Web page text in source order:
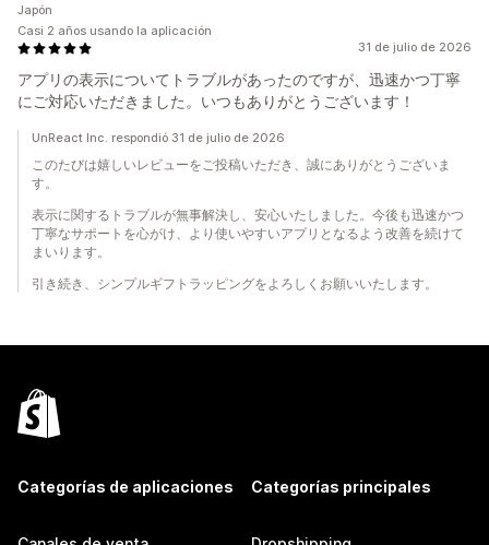
31 de julio de 2026
アプリの表示についてトラブルがあったのですが、迅速かつ丁寧
にご対応いただきました。いつもありがとうございます！
Japón
Casi 2 años usando la aplicación
UnReact Inc. respondió 31 de julio de 2026
このたびは嬉しいレビューをご投稿いただき、誠にありがとうございま
す。
表示に関するトラブルが無事解決し、安心いたしました。今後も迅速かつ
丁寧なサポートを心がけ、より使いやすいアプリとなるよう改善を続けて
まいります。
引き続き、シンプルギフトラッピングをよろしくお願いいたします。
Categorías de aplicaciones Categorías principales